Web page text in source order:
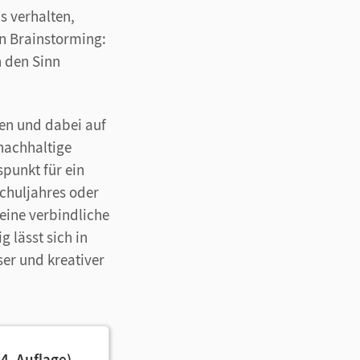
verhalten,
Brainstorming:
Sinn
und dabei auf
für ein
oder
verbindliche
lässt sich in
und kreativer